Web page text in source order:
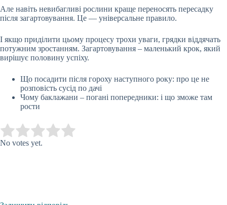
Але навіть невибагливі рослини краще переносять пересадку
після загартовування. Це — універсальне правило.
І якщо приділити цьому процесу трохи уваги, грядки віддячать
потужним зростанням. Загартовування – маленький крок, який
вирішує половину успіху.
Що посадити після гороху наступного року: про це не
розповість сусід по дачі
Чому баклажани – погані попередники: і що зможе там
рости
Rate this item:
No votes yet.